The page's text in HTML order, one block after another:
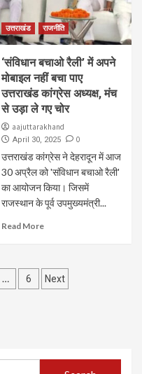
उत्तराखंड राजनीति
‘संविधान बचाओ रैली’ में अपने
मोबाइल नहीं बचा पाए
उत्तराखंड कांग्रेस अध्यक्ष, मंच
से उड़ा ले गए चोर
aajuttarakhand
April 30, 2025 0
उत्तराखंड कांग्रेस ने देहरादून में आज
30 अप्रैल को 'संविधान बचाओ रैली'
का आयोजन किया। जिसमें
राजस्थान के पूर्व उपमुख्यमंत्री...
Read More
… 6 Next